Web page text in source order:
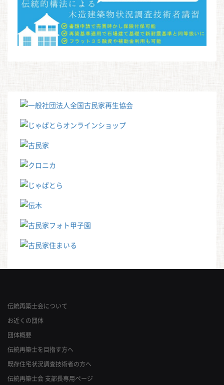
伝統再築士会について
お近くの団体
団体概要
伝統再築士を目指す方へ
既存住宅状況調査技術者の方へ
伝統再築士会 支部長専用ページ